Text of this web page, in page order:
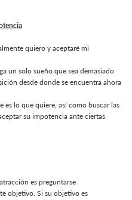
quiero y aceptaré mi
un solo sueño que sea demasiado
desde donde se encuentra ahora
es lo que quiere, así como buscar las
su impotencia ante ciertas
es preguntarse
objetivo. Si su objetivo es